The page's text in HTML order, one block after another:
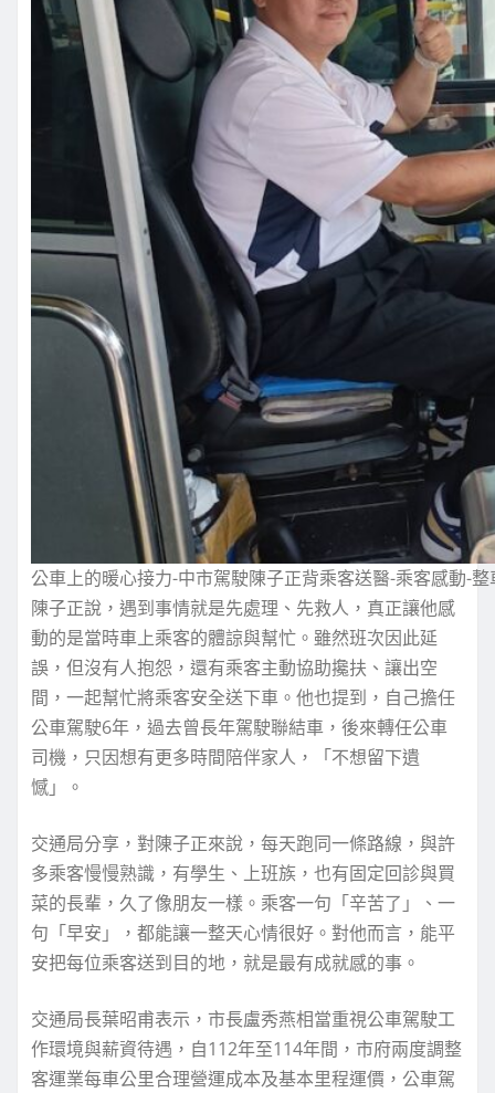
公車上的暖心接力-中市駕駛陳子正背乘客送醫-乘客感動-
陳子正說，遇到事情就是先處理、先救人，真正讓他感
動的是當時車上乘客的體諒與幫忙。雖然班次因此延
誤，但沒有人抱怨，還有乘客主動協助攙扶、讓出空
間，一起幫忙將乘客安全送下車。他也提到，自己擔任
公車駕駛6年，過去曾長年駕駛聯結車，後來轉任公車
司機，只因想有更多時間陪伴家人，「不想留下遺
憾」。
交通局分享，對陳子正來說，每天跑同一條路線，與許
多乘客慢慢熟識，有學生、上班族，也有固定回診與買
菜的長輩，久了像朋友一樣。乘客一句「辛苦了」、一
句「早安」，都能讓一整天心情很好。對他而言，能平
安把每位乘客送到目的地，就是最有成就感的事。
交通局長葉昭甫表示，市長盧秀燕相當重視公車駕駛工
作環境與薪資待遇，自112年至114年間，市府兩度調整
客運業每車公里合理營運成本及基本里程運價，公車駕